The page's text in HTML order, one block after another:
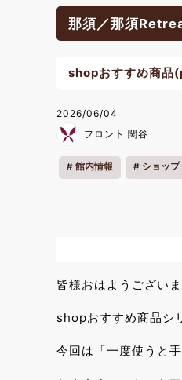
那須／那須
shopおすすめ商品
2026/06/04
フロント 関谷
館内情報 ショップ
皆様おはようござい
shopおすすめ商品シ
今回は「一度使うと